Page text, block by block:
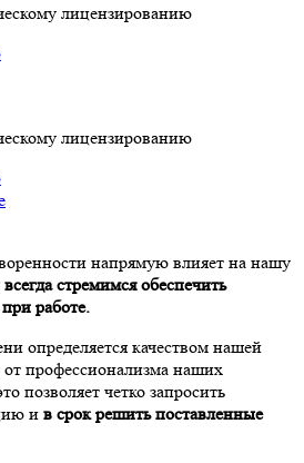
лицензированию
лицензированию
напрямую влияет на нашу
стремимся обеспечить
работе.
определяется качеством нашей
от профессионализма наших
позволяет четко запросить
и в срок решить поставленные